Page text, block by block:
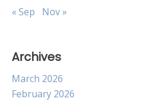
« Sep Nov »
Archives
March 2026
February 2026